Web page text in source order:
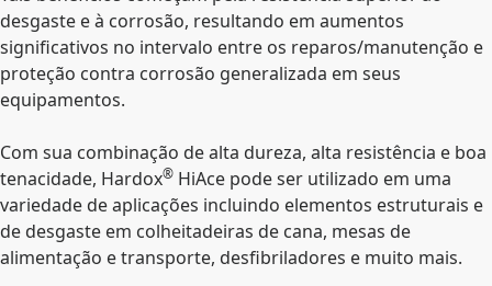
desgaste e à corrosão, resultando em aumentos
significativos no intervalo entre os reparos/manutenção e
proteção contra corrosão generalizada em seus
equipamentos.
Com sua combinação de alta dureza, alta resistência e boa
tenacidade, Hardox® HiAce pode ser utilizado em uma
variedade de aplicações incluindo elementos estruturais e
de desgaste em colheitadeiras de cana, mesas de
alimentação e transporte, desfibriladores e muito mais.